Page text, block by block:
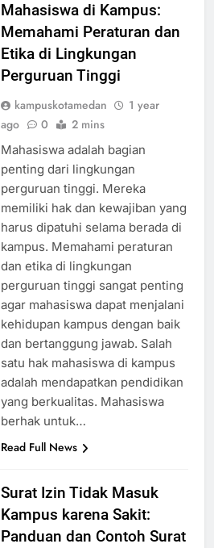
Mahasiswa di Kampus:
Memahami Peraturan dan
Etika di Lingkungan
Perguruan Tinggi
kampuskotamedan
1 year
ago
0 2 mins
Mahasiswa adalah bagian
penting dari lingkungan
perguruan tinggi. Mereka
memiliki hak dan kewajiban yang
harus dipatuhi selama berada di
kampus. Memahami peraturan
dan etika di lingkungan
perguruan tinggi sangat penting
agar mahasiswa dapat menjalani
kehidupan kampus dengan baik
dan bertanggung jawab. Salah
satu hak mahasiswa di kampus
adalah mendapatkan pendidikan
yang berkualitas. Mahasiswa
berhak untuk…
Read Full News
Surat Izin Tidak Masuk
Kampus karena Sakit:
Panduan dan Contoh Surat